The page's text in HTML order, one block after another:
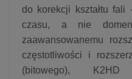
do korekcji kształtu fali
czasu, a nie
zaawansowanemu
częstotliwości i
(bitowego), K2HD